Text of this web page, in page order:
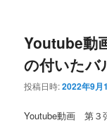
Youtube動
の付いたバ
投稿日時:2022年9月
Youtube動画 第３